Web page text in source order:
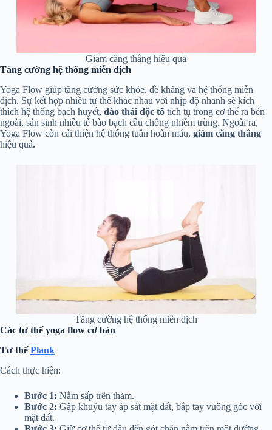
Giảm căng thẳng hiệu quả
Tăng cường hệ thống miễn dịch
Yoga Flow giúp tăng cường sức khỏe, đề kháng và hệ thống miễn
dịch. Sự kết hợp nhiều tư thế khác nhau với nhịp độ nhanh sẽ kích
thích hệ thống bạch huyết, đào thải độc tố tích tụ trong cơ thể ra bên
ngoài, sản sinh nhiều tế bào bạch cầu chống nhiễm trùng. Ngoài ra,
Yoga Flow còn cải thiện hệ thống tuần hoàn máu, giảm căng thẳng
hiệu quả.
Tăng cường hệ thống miễn dịch
Các tư thế yoga flow cơ bản
Tư thếPlank
Cách thực hiện:
Bước 1: Nằm sấp trên thảm.
Bước 2: Gập khuỷu tay áp sát mặt đất, bắp tay vuông góc với
mặt đất.